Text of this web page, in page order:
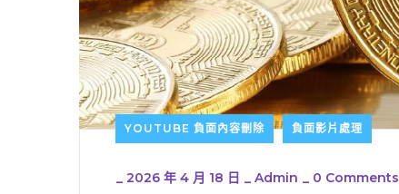
YOUTUBE 負面內容刪除 負面影片處理
_ 2026 年 4 月 18 日 _ Admin _ 0 Comments